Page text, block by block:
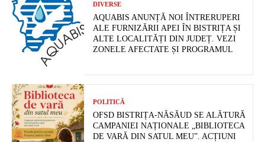
DIVERSE
AQUABIS ANUNȚĂ NOI ÎNTRERUPERI
ALE FURNIZĂRII APEI ÎN BISTRIȚA ȘI
ALTE LOCALITĂȚI DIN JUDEȚ. VEZI
ZONELE AFECTATE ȘI PROGRAMUL
POLITICĂ
OFSD BISTRIȚA-NĂSĂUD SE ALĂTURĂ
CAMPANIEI NAȚIONALE „BIBLIOTECA
DE VARĂ DIN SATUL MEU”. ACȚIUNI